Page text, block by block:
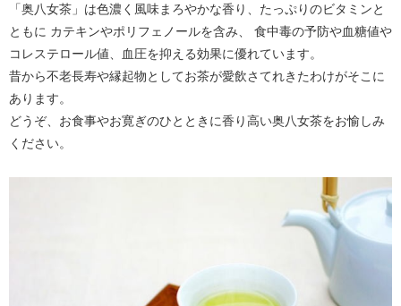
「奥八女茶」は色濃く風味まろやかな香り、たっぷりのビタミンと
ともに カテキンやポリフェノールを含み、 食中毒の予防や血糖値や
コレステロール値、血圧を抑える効果に優れています。
昔から不老長寿や縁起物としてお茶が愛飲さてれきたわけがそこに
あります。
どうぞ、お食事やお寛ぎのひとときに香り高い奥八女茶をお愉しみ
ください。